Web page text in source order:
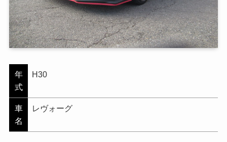
年
式
H30
車
名
レヴォーグ